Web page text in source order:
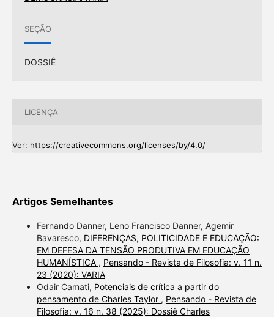
SEÇÃO
DOSSIÊ
LICENÇA
Ver: https://creativecommons.org/licenses/by/4.0/
Artigos Semelhantes
Fernando Danner, Leno Francisco Danner, Agemir
Bavaresco, DIFERENÇAS, POLITICIDADE E EDUCAÇÃO:
EM DEFESA DA TENSÃO PRODUTIVA EM EDUCAÇÃO
HUMANÍSTICA , Pensando - Revista de Filosofia: v. 11 n.
23 (2020): VARIA
Odair Camati, Potenciais de crítica a partir do
pensamento de Charles Taylor , Pensando - Revista de
Filosofia: v. 16 n. 38 (2025): Dossiê Charles